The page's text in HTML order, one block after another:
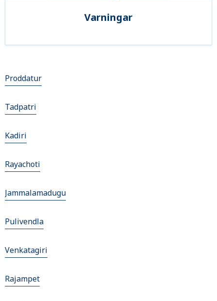
Varningar
Proddatur
Tadpatri
Kadiri
Rayachoti
Jammalamadugu
Pulivendla
Venkatagiri
Rajampet